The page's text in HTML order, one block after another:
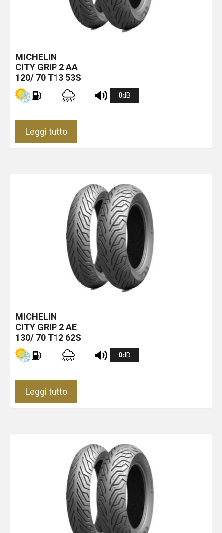
MICHELIN
CITY GRIP 2AA
120/ 70 T13 53S
0dB
Leggi tutto
MICHELIN
CITY GRIP 2AE
130/ 70 T12 62S
0dB
Leggi tutto